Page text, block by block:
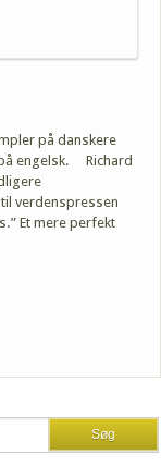
på danskere
engelsk. Richard
verdenspressen
Et mere perfekt